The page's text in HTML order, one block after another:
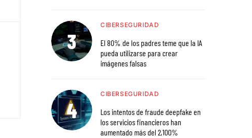
CIBERSEGURIDAD
El 80% de los padres teme que la IA
pueda utilizarse para crear
imágenes falsas
CIBERSEGURIDAD
Los intentos de fraude deepfake en
los servicios financieros han
aumentado más del 2,100%